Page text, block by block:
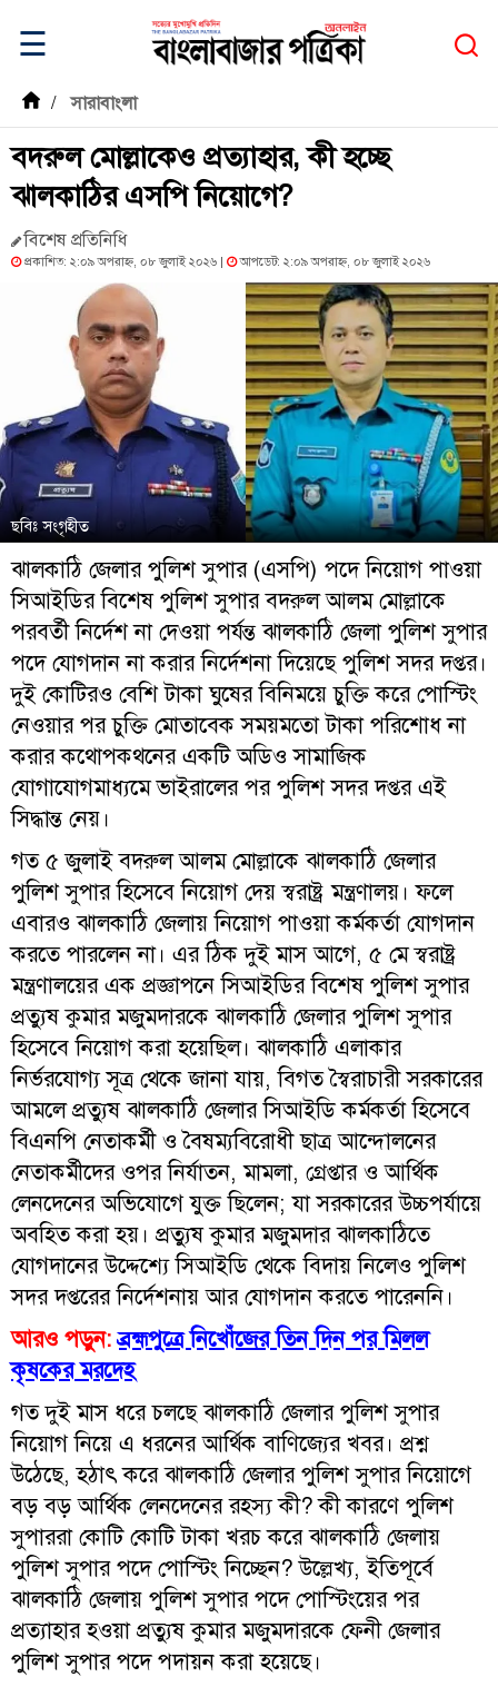
☰
/ সারাবাংলা
বদরুল মোল্লাকেও প্রত্যাহার, কী হচ্ছে
ঝালকাঠির এসপি নিয়োগে?
বিশেষ প্রতিনিধি
প্রকাশিত: ২:০৯ অপরাহ্ন, ০৮ জুলাই ২০২৬ | আপডেট: ২:০৯ অপরাহ্ন, ০৮ জুলাই ২০২৬
ছবিঃ সংগৃহীত
ঝালকাঠি জেলার পুলিশ সুপার (এসপি) পদে নিয়োগ পাওয়া
সিআইডির বিশেষ পুলিশ সুপার বদরুল আলম মোল্লাকে
পরবর্তী নির্দেশ না দেওয়া পর্যন্ত ঝালকাঠি জেলা পুলিশ সুপার
পদে যোগদান না করার নির্দেশনা দিয়েছে পুলিশ সদর দপ্তর।
দুই কোটিরও বেশি টাকা ঘুষের বিনিময়ে চুক্তি করে পোস্টিং
নেওয়ার পর চুক্তি মোতাবেক সময়মতো টাকা পরিশোধ না
করার কথোপকথনের একটি অডিও সামাজিক
যোগাযোগমাধ্যমে ভাইরালের পর পুলিশ সদর দপ্তর এই
সিদ্ধান্ত নেয়।
গত ৫ জুলাই বদরুল আলম মোল্লাকে ঝালকাঠি জেলার
পুলিশ সুপার হিসেবে নিয়োগ দেয় স্বরাষ্ট্র মন্ত্রণালয়। ফলে
এবারও ঝালকাঠি জেলায় নিয়োগ পাওয়া কর্মকর্তা যোগদান
করতে পারলেন না। এর ঠিক দুই মাস আগে, ৫ মে স্বরাষ্ট্র
মন্ত্রণালয়ের এক প্রজ্ঞাপনে সিআইডির বিশেষ পুলিশ সুপার
প্রত্যুষ কুমার মজুমদারকে ঝালকাঠি জেলার পুলিশ সুপার
হিসেবে নিয়োগ করা হয়েছিল। ঝালকাঠি এলাকার
নির্ভরযোগ্য সূত্র থেকে জানা যায়, বিগত স্বৈরাচারী সরকারের
আমলে প্রত্যুষ ঝালকাঠি জেলার সিআইডি কর্মকর্তা হিসেবে
বিএনপি নেতাকর্মী ও বৈষম্যবিরোধী ছাত্র আন্দোলনের
নেতাকর্মীদের ওপর নির্যাতন, মামলা, গ্রেপ্তার ও আর্থিক
লেনদেনের অভিযোগে যুক্ত ছিলেন; যা সরকারের উচ্চপর্যায়ে
অবহিত করা হয়। প্রত্যুষ কুমার মজুমদার ঝালকাঠিতে
যোগদানের উদ্দেশ্যে সিআইডি থেকে বিদায় নিলেও পুলিশ
সদর দপ্তরের নির্দেশনায় আর যোগদান করতে পারেননি।
আরও পড়ুন: ব্রহ্মপুত্রে নিখোঁজের তিন দিন পর মিলল
কৃষকের মরদেহ
গত দুই মাস ধরে চলছে ঝালকাঠি জেলার পুলিশ সুপার
নিয়োগ নিয়ে এ ধরনের আর্থিক বাণিজ্যের খবর। প্রশ্ন
উঠেছে, হঠাৎ করে ঝালকাঠি জেলার পুলিশ সুপার নিয়োগে
বড় বড় আর্থিক লেনদেনের রহস্য কী? কী কারণে পুলিশ
সুপাররা কোটি কোটি টাকা খরচ করে ঝালকাঠি জেলায়
পুলিশ সুপার পদে পোস্টিং নিচ্ছেন? উল্লেখ্য, ইতিপূর্বে
ঝালকাঠি জেলায় পুলিশ সুপার পদে পোস্টিংয়ের পর
প্রত্যাহার হওয়া প্রত্যুষ কুমার মজুমদারকে ফেনী জেলার
পুলিশ সুপার পদে পদায়ন করা হয়েছে।